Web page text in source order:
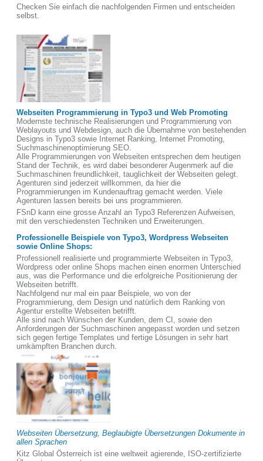
Checken Sie einfach die nachfolgenden Firmen und entscheiden
selbst.
Webseiten Programmierung in Typo3 und Web Promoting
Modernste technische Realisierungen und Programmierung von
Weblayouts und Webdesign, auch die Übernahme von bestehenden
Designs in Typo3 sowie Internet Ranking, Internet Promoting,
Suchmaschinenoptimierung SEO.
Alle Programmierungen von Webseiten entsprechen dem heutigen
Stand der Technik, es wird dabei besonderer Augenmerk auf die
Suchmaschinen freundlichkeit, tauglichkeit der Webseiten gelegt.
Agenturen sind jederzeit willkommen, da hier die
Programmierungen im Kundenauftrag gemacht werden. Viele
Agenturen lassen bereits bei uns programmieren.
FSnD kann eine grosse Anzahl an Typo3 Referenzen Aufweisen,
mit den verschiedensten Techniken und Erweiterungen.
Professionelle Beispiele von Typo3, Wordpress Webseiten
sowie Online Shops:
Professionell realisierte und programmierte Webseiten in Typo3,
Wordpress oder online Shops machen einen enormen Unterschied
aus, was die Performance und die erfolgreiche Positionierung der
Webseiten betrifft.
Nachfolgend nur mal ein paar Beispiele, wo von der
Programmierung, dem Design und natürlich dem Ranking von
Agentur erstellte Webseiten betrifft.
Alle sind nach Wünschen der Kunden, dem CI, sowie den
Anforderungen der Suchmaschinen angepasst worden und setzen
sich gegen fertige Templates und fertige Lösungen in sehr hart
umkämpften Branchen durch.
Webseiten Übersetzung, Beglaubigte Übersetzungen Dokumente in
allen Sprachen
Kitz Global Österreich ist eine weltweit agierende, ISO-zertifizierte